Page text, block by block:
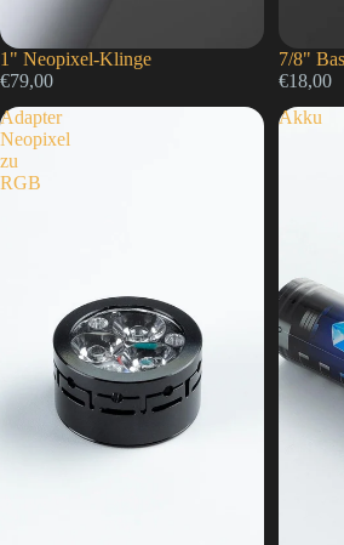
1" Neopixel-Klinge
€79,00
7/8"
€18,00
Adapter
Neopixel
zu
RGB
Akku